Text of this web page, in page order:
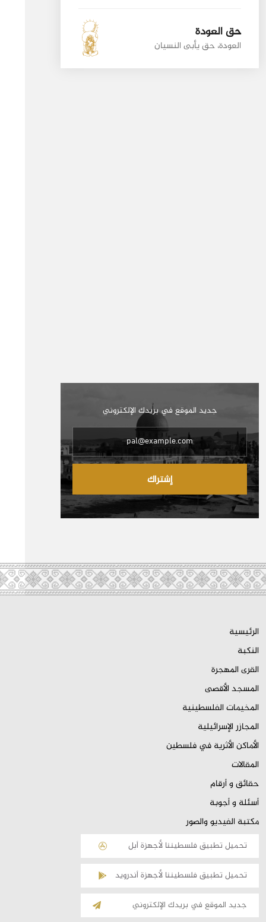
حق العودة
العودة، حق يأبى النسيان
جديد الموقع في بريدك الإلكتروني
إشتراك
الرئيسية
النكبة
القرى المهجرة
المسجد الأقصى
المخيمات الفلسطينية
المجازر الإسرائيلية
الأماكن الأثرية في فلسطين
المقالات
حقائق و أرقام
أسئلة و أجوبة
مكتبة الفيديو والصور
تحميل تطبيق فلسطيننا لأجهزة أبل
تحميل تطبيق فلسطيننا لأجهزة أندرويد